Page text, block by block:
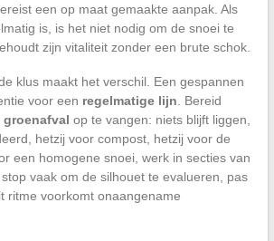
een op maat gemaakte aanpak. Als
is, is het niet nodig om de snoei te
zijn vitaliteit zonder een brute schok.
klus maakt het verschil. Een gespannen
voor een regelmatige lijn . Bereid
groenafval op te vangen: niets blijft liggen,
hetzij voor compost, hetzij voor de
een homogene snoei, werk in secties van
vaak om de silhouet te evalueren, pas
ritme voorkomt onaangename